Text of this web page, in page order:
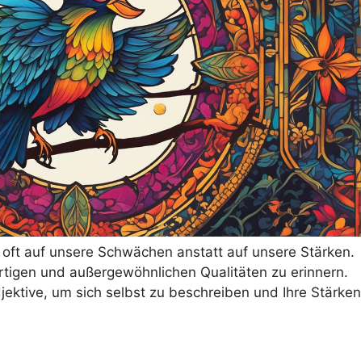
auf unsere Schwächen anstatt auf unsere Stärken.
und außergewöhnlichen Qualitäten zu erinnern.
um sich selbst zu beschreiben und Ihre Stärken